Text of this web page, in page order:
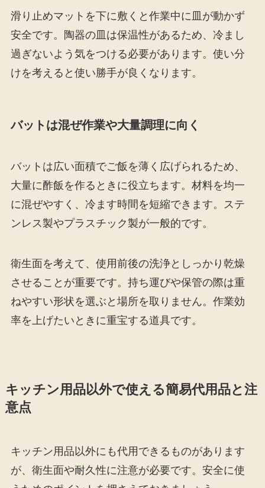
滑り止めマットを下に敷くと作業中に皿が動かず
安全です。陶器の皿は保温性があるため、冷まし
過ぎないよう気をつける必要があります。使い分
けを考えると使い勝手が良くなります。
バットは混ぜ作業や大量調理に向く
バットは広い面積でご飯を薄く広げられるため、
大量に酢飯を作るときに役立ちます。材料を均一
に混ぜやすく、冷ます時間を短縮できます。ステ
ンレス製やプラスチック製が一般的です。
衛生面を考えて、使用前後の洗浄としっかり乾燥
させることが重要です。持ち運びや保管の際は重
ねやすい形状を選ぶと場所を取りません。作業効
率を上げたいときに重宝する道具です。
キッチン用品以外で使える簡易代用品と注
意点
キッチン用品以外にも代用できるものがあります
が、衛生面や耐久性に注意が必要です。安全に使